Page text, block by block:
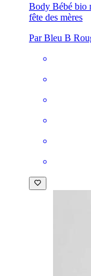
Body Bébé bio
fête des mères
Par Bleu B